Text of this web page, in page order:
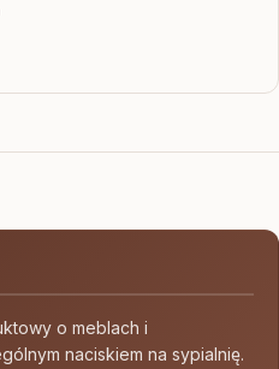
o meblach i
naciskiem na sypialnię.